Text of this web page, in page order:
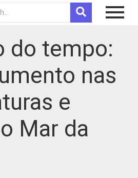
do tempo:
nas
e
Mar da